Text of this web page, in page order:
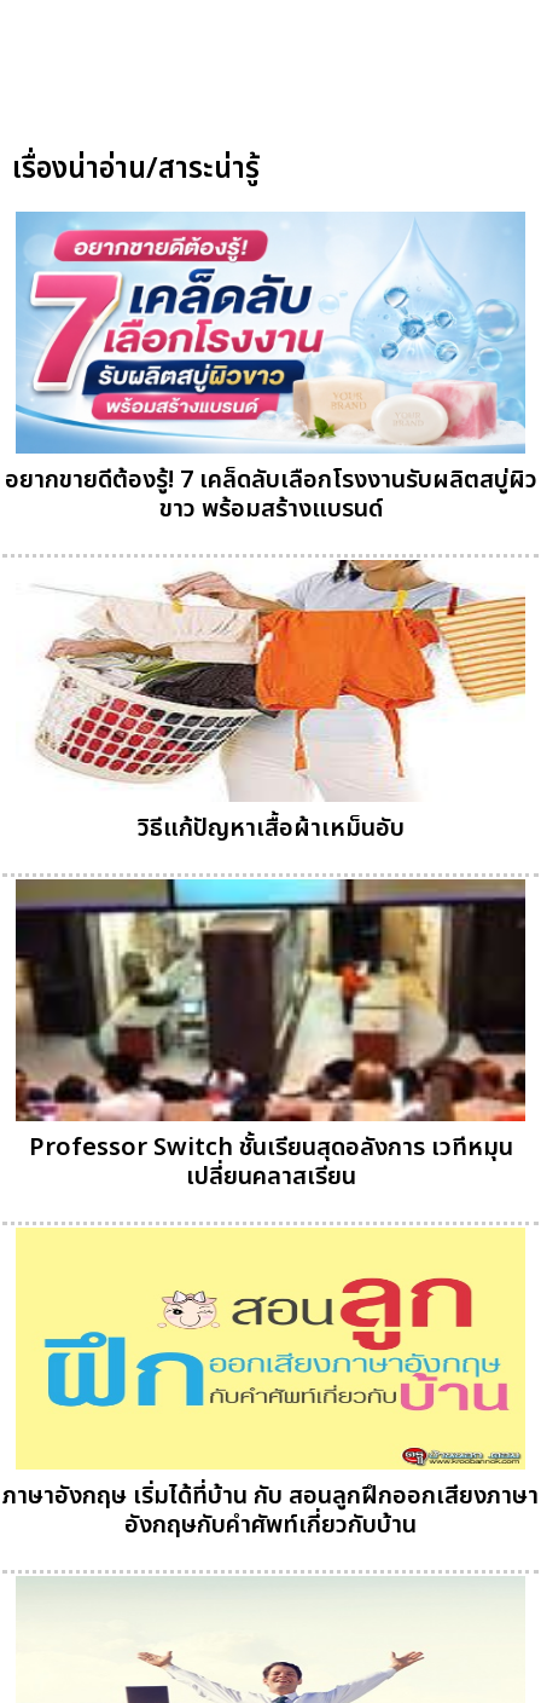
เรื่องน่าอ่าน/สาระน่ารู้
อยากขายดีต้องรู้! 7 เคล็ดลับเลือกโรงงานรับผลิตสบู่ผิว
ขาว พร้อมสร้างแบรนด์
วิธีแก้ปัญหาเสื้อผ้าเหม็นอับ
Professor Switch ชั้นเรียนสุดอลังการ เวทีหมุน
เปลี่ยนคลาสเรียน
ภาษาอังกฤษ เริ่มได้ที่บ้าน กับ สอนลูกฝึกออกเสียงภาษา
อังกฤษกับคำศัพท์เกี่ยวกับบ้าน